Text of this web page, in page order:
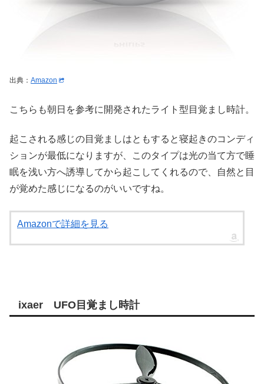
出典： Amazon
こちらも朝日を参考に開発されたライト型目覚まし時計。
起こされる感じの目覚ましはともすると寝起きのコンディ
ションが最低になりますが、このタイプは光の当て方で睡
眠を浅い方へ誘導してから起こしてくれるので、自然と目
が覚めた感じになるのがいいですね。
Amazonで詳細を見る
ixaer UFO目覚まし時計